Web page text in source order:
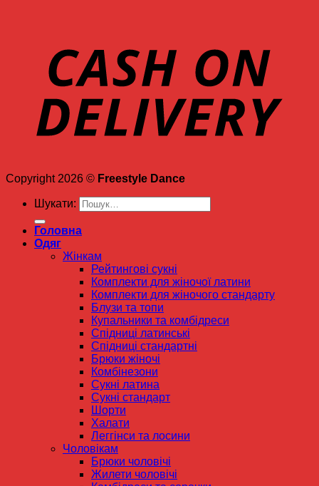
Copyright 2026 © Freestyle Dance
Шукати:
Головна
Одяг
Жінкам
Рейтингові сукні
Комплекти для жіночої латини
Комплекти для жіночого стандарту
Блузи та топи
Купальники та комбідреси
Спідниці латинські
Спідниці стандартні
Брюки жіночі
Комбінезони
Сукні латина
Сукні стандарт
Шорти
Халати
Леггінси та лосини
Чоловікам
Брюки чоловічі
Жилети чоловічі